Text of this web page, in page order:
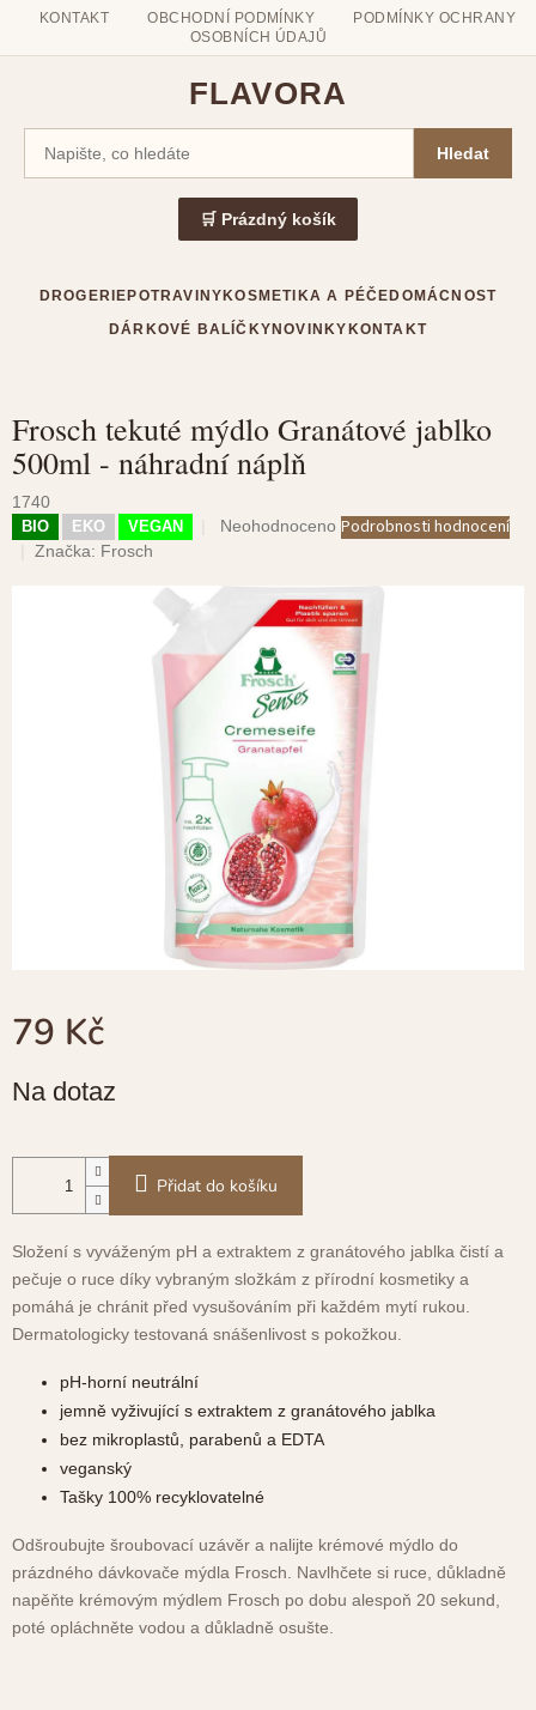
KONTAKT OBCHODNÍ PODMÍNKY
PODMÍNKY OCHRANY
OSOBNÍCH ÚDAJŮ
FLAVORA
Hledat
🛒 Prázdný košík
DROGERIE POTRAVINY KOSMETIKA A PÉČE DOMÁCNOST
DÁRKOVÉ BALÍČKY NOVINKY KONTAKT
Přejít
na
obsah
Frosch tekuté mýdlo Granátové jablko
500ml - náhradní náplň
1740
BIO EKO VEGAN
Průměrné
je
5
hvězdiček.
Neohodnoceno Podrobnosti hodnocení
Značka: Frosch
79 Kč
cena:
Na dotaz
Přidat do košíku
Složení s vyváženým pH a extraktem z granátového jablka čistí a
pečuje o ruce díky vybraným složkám z přírodní kosmetiky a
pomáhá je chránit před vysušováním při každém mytí rukou.
Dermatologicky testovaná snášenlivost s pokožkou.
pH-horní neutrální
jemně vyživující s extraktem z granátového jablka
bez mikroplastů, parabenů a EDTA
veganský
Tašky 100% recyklovatelné
Odšroubujte šroubovací uzávěr a nalijte krémové mýdlo do
prázdného dávkovače mýdla Frosch. Navlhčete si ruce, důkladně
napěňte krémovým mýdlem Frosch po dobu alespoň 20 sekund,
poté opláchněte vodou a důkladně osušte.